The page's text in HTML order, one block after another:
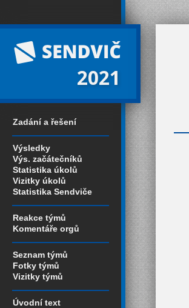
2021
Zadání a řešení
Výsledky
Výs. začátečníků
Statistika úkolů
Vizitky úkolů
Statistika Sendviče
Reakce týmů
Komentáře orgů
Seznam týmů
Fotky týmů
Vizitky týmů
Úvodní text